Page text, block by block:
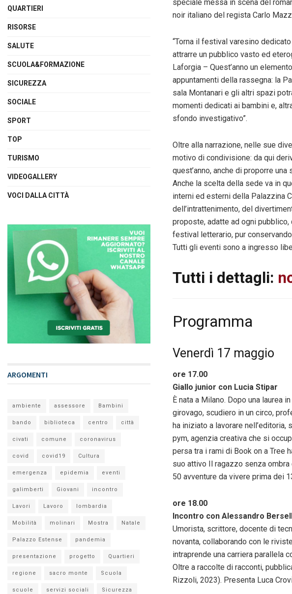
speciale messa in scena del
noir italiano del regista Carlo
“Torna il festival varesino
attrarre un pubblico vasto ed
Laforgia – Quest’anno un
appuntamenti della rassegna: la
sala Montanari e gli altri spazi
momenti dedicati ai bambini e,
sfondo investigativo”.
Oltre alla narrazione, nelle sue
motivo di condivisione: da qui
quest’anno, anche di proporre
Anche la scelta della sede va in
interni ed esterni della Palazzina
dell’intrattenimento, del
proposte, adatte ad ogni
festival letterario, pur
Tutti gli eventi sono a ingresso
Tutti i dettagli:
Programma
Venerdì 17 maggio
ore 17.00
Giallo junior con Lucia Stipar
È nata a Milano. Dopo una laurea
girovago, scudiero in un circo,
ha iniziato a lavorare
pym, agenzia creativa che si
persa tra i rami di Book on a Tree
suo attivo Il ragazzo senza
50 avventure da vivere prima dei
ore 18.00
Incontro con Alessandro
Umorista, scrittore, docente di
novanta, collaborando con le
intraprende una carriera parallela
Oltre a raccolte di racconti,
Rizzoli, 2023). Presenta Luca
QUARTIERI
RISORSE
SALUTE
SCUOLA&FORMAZIONE
SICUREZZA
SOCIALE
SPORT
TOP
TURISMO
VIDEOGALLERY
VOCI DALLA CITTÀ
ARGOMENTI
ambiente assessore Bambini
bando biblioteca centro città
civati comune coronavirus
covid covid19 Cultura
emergenza epidemia eventi
galimberti Giovani incontro
Lavori Lavoro lombardia
Mobilità molinari Mostra Natale
Palazzo Estense pandemia
presentazione progetto Quartieri
regione sacro monte Scuola
scuole servizi sociali Sicurezza